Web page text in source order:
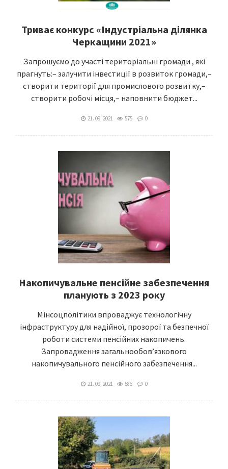
Триває конкурс «Індустріальна ділянка
Черкащини 2021»
Запрошуємо до участі територіальні громади , які
прагнуть:– залучити інвестиції в розвиток громади,–
створити території для промислового розвитку,–
створити робочі місця,– наповнити бюджет...
21. 09. 2021 575 0
Накопичувальне пенсійне забезпечення
планують з 2023 року
Мінсоцполітики впроваджує технологічну
інфраструктуру для надійної, прозорої та безпечної
роботи системи пенсійних накопичень.
Запровадження загальнообов’язкового
накопичувального пенсійного забезпечення...
21. 09. 2021 586 0